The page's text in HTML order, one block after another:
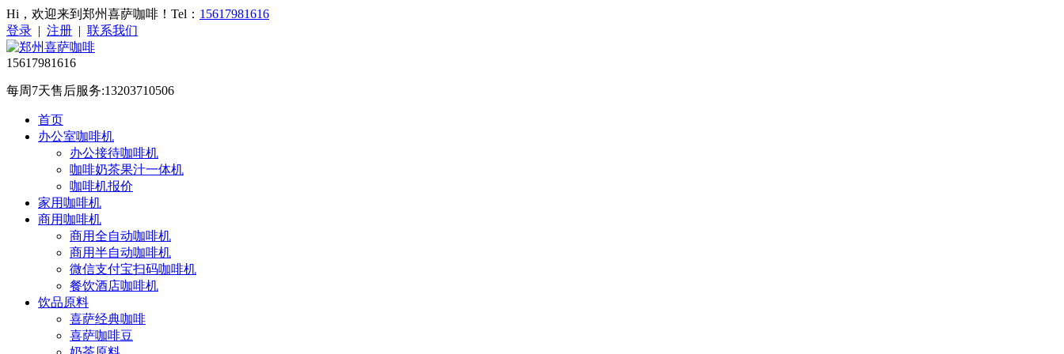
Hi，欢迎来到郑州喜萨咖啡！Tel： 15617981616
登录 | 注册 | 联系我们
15617981616
每周7天售后服务:13203710506
首页
办公室咖啡机
办公接待咖啡机
咖啡奶茶果汁一体机
咖啡机报价
家用咖啡机
商用咖啡机
商用全自动咖啡机
商用半自动咖啡机
微信支付宝扫码咖啡机
餐饮酒店咖啡机
饮品原料
喜萨经典咖啡
喜萨咖啡豆